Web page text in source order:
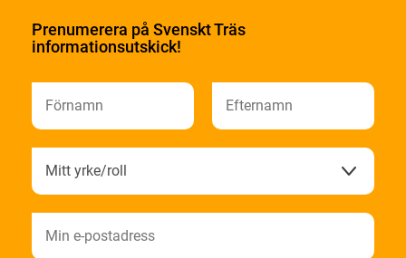
Prenumerera på Svenskt Träs
informationsutskick!